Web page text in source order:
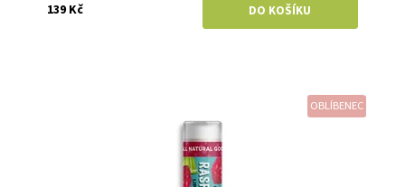
139 Kč
OBLÍBENEC
Crazy Rumors